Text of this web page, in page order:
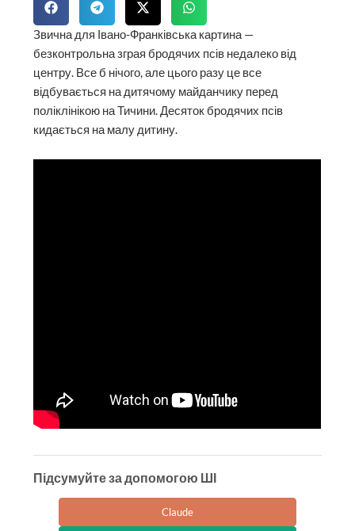
Звична для Івано-Франківська картина —
безконтрольна зграя бродячих псів недалеко від
центру. Все б нічого, але цього разу це все
відбувається на дитячому майданчику перед
поліклінікою на Тичини. Десяток бродячих псів
кидається на малу дитину.
Підсумуйте за допомогою ШІ
Claude